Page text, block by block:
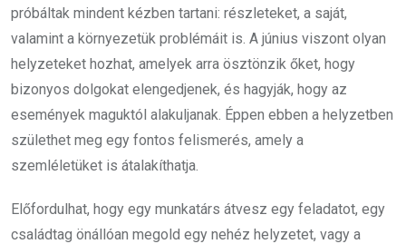
próbáltak mindent kézben tartani: részleteket, a saját,
valamint a környezetük problémáit is. A június viszont olyan
helyzeteket hozhat, amelyek arra ösztönzik őket, hogy
bizonyos dolgokat elengedjenek, és hagyják, hogy az
események maguktól alakuljanak. Éppen ebben a helyzetben
születhet meg egy fontos felismerés, amely a
szemléletüket is átalakíthatja.
Előfordulhat, hogy egy munkatárs átvesz egy feladatot, egy
családtag önállóan megold egy nehéz helyzetet, vagy a